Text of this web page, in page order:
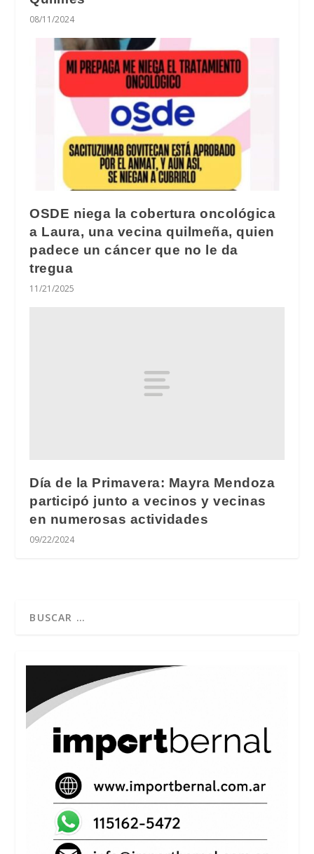
08/11/2024
OSDE niega la cobertura oncológica
a Laura, una vecina quilmeña, quien
padece un cáncer que no le da
tregua
11/21/2025
Día de la Primavera: Mayra Mendoza
participó junto a vecinos y vecinas
en numerosas actividades
09/22/2024